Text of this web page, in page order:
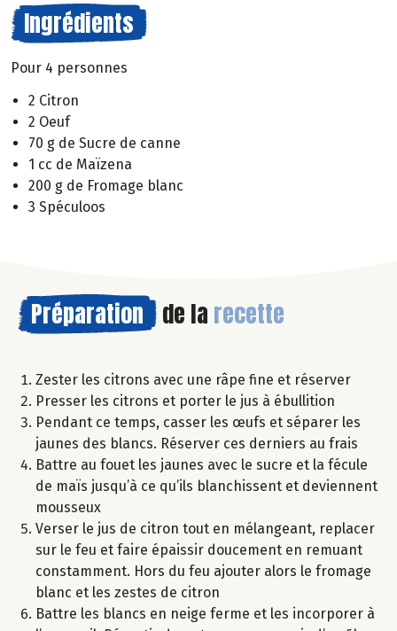
Ingrédients
Pour 4 personnes
2 Citron
2 Oeuf
70 g de Sucre de canne
1 cc de Maïzena
200 g de Fromage blanc
3 Spéculoos
Préparation de la recette
Zester les citrons avec une râpe fine et réserver
Presser les citrons et porter le jus à ébullition
Pendant ce temps, casser les œufs et séparer les
jaunes des blancs. Réserver ces derniers au frais
Battre au fouet les jaunes avec le sucre et la fécule
de maïs jusqu’à ce qu’ils blanchissent et deviennent
mousseux
Verser le jus de citron tout en mélangeant, replacer
sur le feu et faire épaissir doucement en remuant
constamment. Hors du feu ajouter alors le fromage
blanc et les zestes de citron
Battre les blancs en neige ferme et les incorporer à